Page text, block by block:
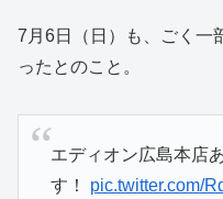
7月6日（日）も、ごく一
ったとのこと。
エディオン広島本店
す！ pic.twitter.com/